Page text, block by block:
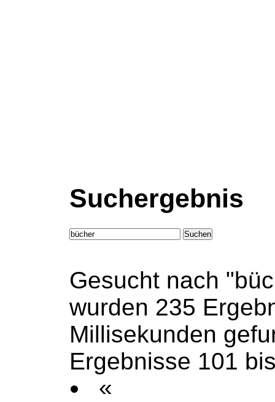
Suchergebnis
Suchen
Gesucht nach
wurden 235
Millisekunden
Ergebnisse 101
«